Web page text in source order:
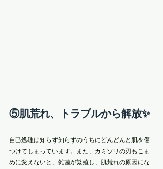
⑤肌荒れ、トラブルから解放✨
自己処理は知らず知らずのうちにどんどんと肌を傷
つけてしまっています。また、カミソリの刃もこま
めに変えないと、雑菌が繁殖し、肌荒れの原因にな